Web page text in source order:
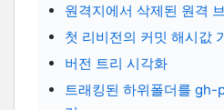
원격지에서 삭제된 원격
첫 리비전의 커밋 해시값
버전 트리 시각화
트래킹된 하위폴더를